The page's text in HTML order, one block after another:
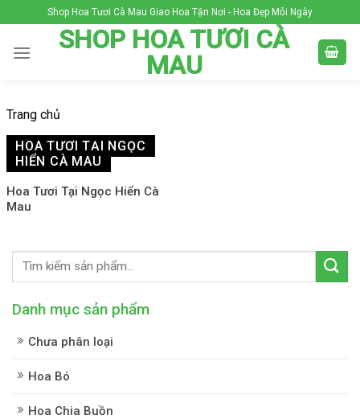
to
content
Shop Hoa Tươi Cà Mau Giao Hoa Tận Nơi - Hoa Đẹp Mỗi Ngày
SHOP HOA TƯƠI CÀ
MAU
Trang chủ
HOA TƯƠI TẠI NGỌC
HIỂN CÀ MAU
Hoa Tươi Tại Ngọc Hiển Cà
Mau
Danh mục sản phẩm
Chưa phân loại
Hoa Bó
Hoa Chia Buồn